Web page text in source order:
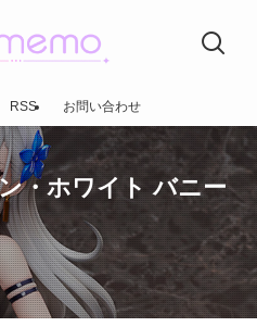
RSS お問い合わせ
・ホワイト バニー